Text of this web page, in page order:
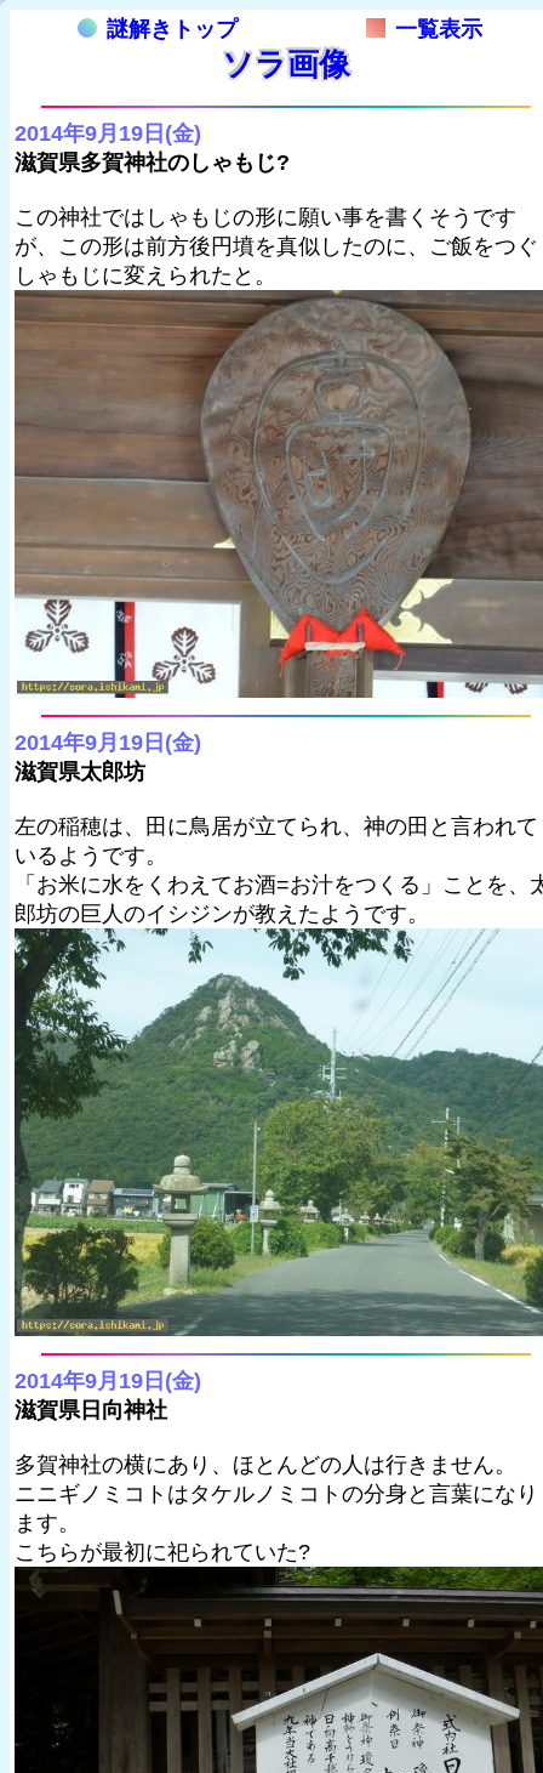
謎解きトップ 一覧表示
ソラ画像
2014年9月19日(金)
滋賀県多賀神社のしゃもじ?
この神社ではしゃもじの形に願い事を書くそうです
が、この形は前方後円墳を真似したのに、ご飯をつぐ
しゃもじに変えられたと。
2014年9月19日(金)
滋賀県太郎坊
左の稲穂は、田に鳥居が立てられ、神の田と言われて
いるようです。
「お米に水をくわえてお酒=お汁をつくる」ことを、
郎坊の巨人のイシジンが教えたようです。
2014年9月19日(金)
滋賀県日向神社
多賀神社の横にあり、ほとんどの人は行きません。
ニニギノミコトはタケルノミコトの分身と言葉になり
ます。
こちらが最初に祀られていた?